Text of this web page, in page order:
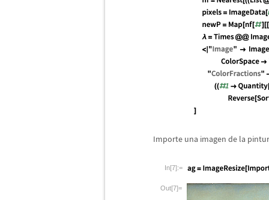
Importe una imagen de la
In[7]:=
Out[7]=